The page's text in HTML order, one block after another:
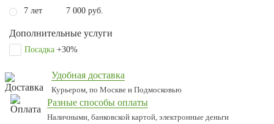
7 лет
7 000 руб.
Дополнительные услуги
Посадка +30%
Удобная доставка
Курьером, по Москве и Подмосковью
Разные способы оплаты
Наличными, банковской картой, электронные деньги